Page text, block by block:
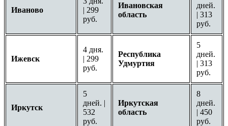
Иваново
| 299
руб.
Ивановская
область
дней.
| 313
руб.
Ижевск
4 дня.
| 299
руб.
Республика
Удмуртия
5
дней.
| 313
руб.
Иркутск
5
дней. |
532
руб.
Иркутская
область
8
дней.
| 450
руб.